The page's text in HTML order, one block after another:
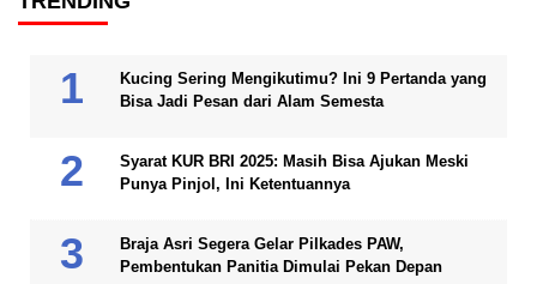
Kucing Sering Mengikutimu? Ini 9 Pertanda yang
Bisa Jadi Pesan dari Alam Semesta
Syarat KUR BRI 2025: Masih Bisa Ajukan Meski
Punya Pinjol, Ini Ketentuannya
Braja Asri Segera Gelar Pilkades PAW,
Pembentukan Panitia Dimulai Pekan Depan